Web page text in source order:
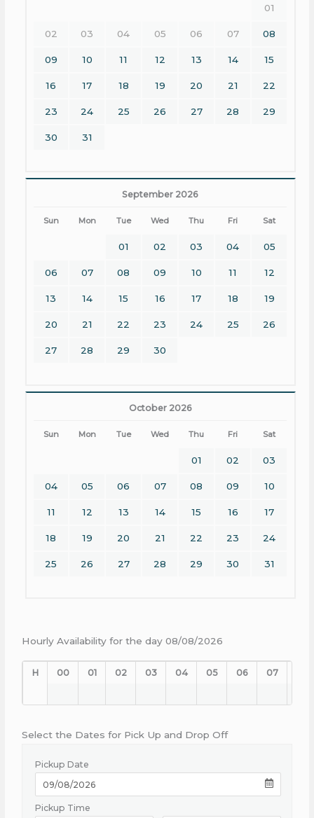
01
02 03 04 05 06 07 08
09 10 11 12 13 14 15
16 17 18 19 20 21 22
23 24 25 26 27 28 29
30 31
September 2026
Sun Mon Tue Wed Thu Fri Sat
01 02 03 04 05
06 07 08 09 10 11 12
13 14 15 16 17 18 19
20 21 22 23 24 25 26
27 28 29 30
October 2026
Sun Mon Tue Wed Thu Fri Sat
01 02 03
04 05 06 07 08 09 10
11 12 13 14 15 16 17
18 19 20 21 22 23 24
25 26 27 28 29 30 31
Hourly Availability for the day 08/08/2026
H 00 01 02 03 04 05 06 07
Select the Dates for Pick Up and Drop Off
Pickup Date
Pickup Time